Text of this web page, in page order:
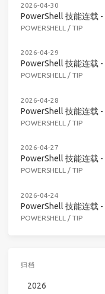
2026-04-30
PowerShell 技能连载
POWERSHELL / TIP
2026-04-29
PowerShell 技能连载
POWERSHELL / TIP
2026-04-28
PowerShell 技能连载
POWERSHELL / TIP
2026-04-27
PowerShell 技能连载
POWERSHELL / TIP
2026-04-24
PowerShell 技能连载
POWERSHELL / TIP
归档
2026